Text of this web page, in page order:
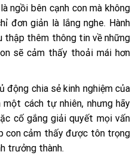
ngồi bên cạnh con mà không
đơn giản là lắng nghe. Hành
thập thêm thông tin về những
sẽ cảm thấy thoải mái hơn
động chia sẻ kinh nghiệm của
cách tự nhiên, nhưng hãy
cố gắng giải quyết mọi vấn
con cảm thấy được tôn trọng
trưởng thành.